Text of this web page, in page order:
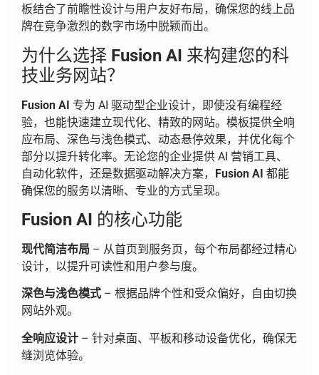
板结合了前瞻性设计与用户友好布局，确保您的线上品
牌在竞争激烈的数字市场中脱颖而出。
为什么选择 Fusion AI 来构建您的科
技业务网站？
Fusion AI 专为 AI 驱动型企业设计，即使没有编程经
验，也能快速建立现代化、精致的网站。模板提供全响
应布局、深色与浅色模式、动态悬停效果，并优化每个
部分以提升转化率。无论您的企业提供 AI 营销工具、
自动化软件，还是数据驱动解决方案， Fusion AI 都能
确保您的服务以清晰、专业的方式呈现。
Fusion AI 的核心功能
现代简洁布局 – 从首页到服务页，每个布局都经过精心
设计，以提升可读性和用户参与度。
深色与浅色模式 – 根据品牌个性和受众偏好，自由切换
网站外观。
全响应设计 – 针对桌面、平板和移动设备优化，确保无
缝浏览体验。